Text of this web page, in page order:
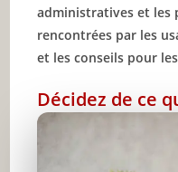
administratives et les
rencontrées par les
et les conseils pour
Décidez de ce